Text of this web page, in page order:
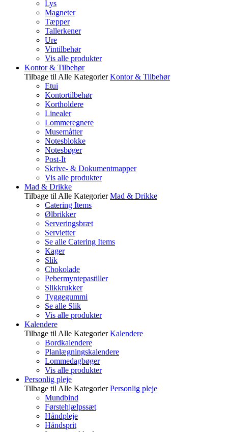
Lys
Magneter
Tæpper
Tallerkener
Ure
Vintilbehør
Vis alle produkter
Kontor & Tilbehør
Tilbage til Alle Kategorier Kontor & Tilbehør
Etui
Kontortilbehør
Kortholdere
Linealer
Lommeregnere
Musemåtter
Notesblokke
Notesbøger
Post-It
Skrive- & Dokumentmapper
Vis alle produkter
Mad & Drikke
Tilbage til Alle Kategorier Mad & Drikke
Catering Items
Ølbrikker
Serveringsbræt
Servietter
Se alle Catering Items
Kager
Slik
Chokolade
Pebermyntepastiller
Slikkrukker
Tyggegummi
Se alle Slik
Vis alle produkter
Kalendere
Tilbage til Alle Kategorier Kalendere
Bordkalendere
Planlægningskalendere
Lommedagbøger
Vis alle produkter
Personlig pleje
Tilbage til Alle Kategorier Personlig pleje
Mundbind
Førstehjælpssæt
Håndpleje
Håndsprit